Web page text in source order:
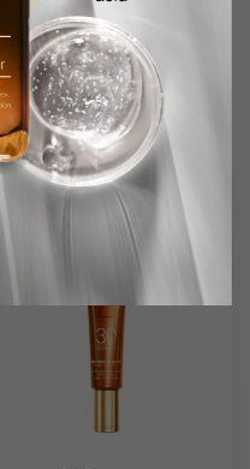
iz sekcije
SNIŽENO